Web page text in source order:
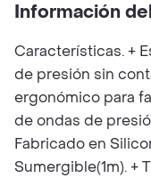
Información
Características. +
de presión sin
ergonómico para
de ondas de
Fabricado en
Sumergible(1m). +